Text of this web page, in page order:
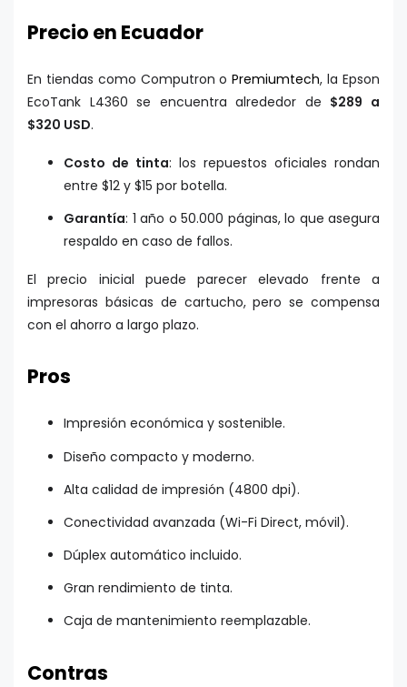
Precio en Ecuador
En tiendas como Computron oPremiumtech, la Epson
EcoTank L4360 se encuentra alrededor de $289 a
$320 USD.
Costo de tinta: los repuestos oficiales rondan
entre $12 y $15 por botella.
Garantía: 1 año o 50.000 páginas, lo que asegura
respaldo en caso de fallos.
El precio inicial puede parecer elevado frente a
impresoras básicas de cartucho, pero se compensa
con el ahorro a largo plazo.
Pros
Impresión económica y sostenible.
Diseño compacto y moderno.
Alta calidad de impresión (4800 dpi).
Conectividad avanzada (Wi-Fi Direct, móvil).
Dúplex automático incluido.
Gran rendimiento de tinta.
Caja de mantenimiento reemplazable.
Contras